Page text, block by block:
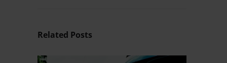
Related Posts